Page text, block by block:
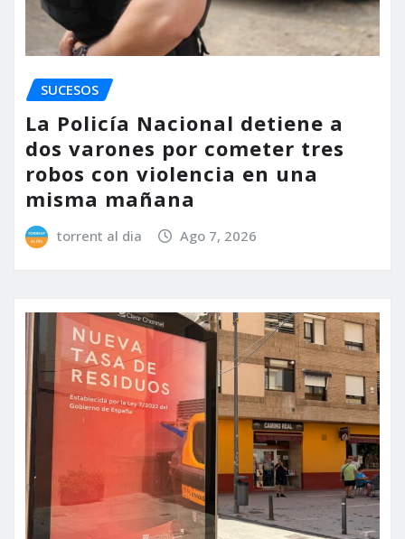
SUCESOS
La Policía Nacional detiene a
dos varones por cometer tres
robos con violencia en una
misma mañana
torrent al dia Ago 7, 2026